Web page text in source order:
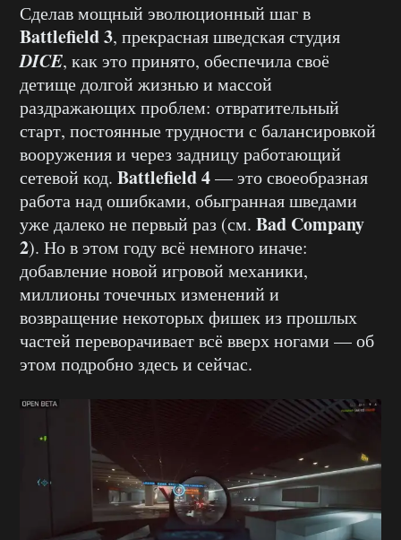
Сделав мощный эволюционный шаг в
Battlefield 3, прекрасная шведская студия
DICE, как это принято, обеспечила своё
детище долгой жизнью и массой
раздражающих проблем: отвратительный
старт, постоянные трудности с балансировкой
вооружения и через задницу работающий
сетевой код. Battlefield 4— это своеобразная
работа над ошибками, обыгранная шведами
уже далеко не первый раз (см. Bad Company
2). Но в этом году всё немного иначе:
добавление новой игровой механики,
миллионы точечных изменений и
возвращение некоторых фишек из прошлых
частей переворачивает всё вверх ногами — об
этом подробно здесь и сейчас.